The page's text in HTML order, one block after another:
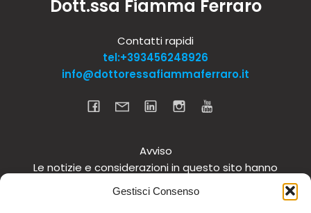
Gestisci Consenso
Dott.ssa Fiamma Ferraro
Contatti rapidi
tel:+393456248926
info@dottoressafiammaferraro.it
Avviso
Le notizie e considerazioni in questo sito hanno
carattere informativo generale e non intendono in
alcun modo dare consigli medici. Si raccomanda di